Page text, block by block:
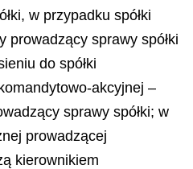
w przypadku spółki
prowadzący sprawy spółki
do spółki
akcyjnej –
sprawy spółki; w
prowadzącej
kierownikiem